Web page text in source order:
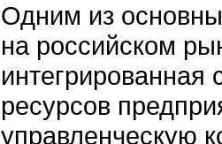
Одним из
на российском
интегрированная
ресурсов
управленческую